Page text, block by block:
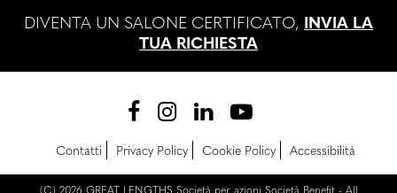
DIVENTA UN SALONE CERTIFICATO, INVIA LA
TUA RICHIESTA
Contatti Privacy Policy Cookie Policy Accessibilità
(C) 2026 GREAT LENGTHS Società per azioni Società Benefit - All